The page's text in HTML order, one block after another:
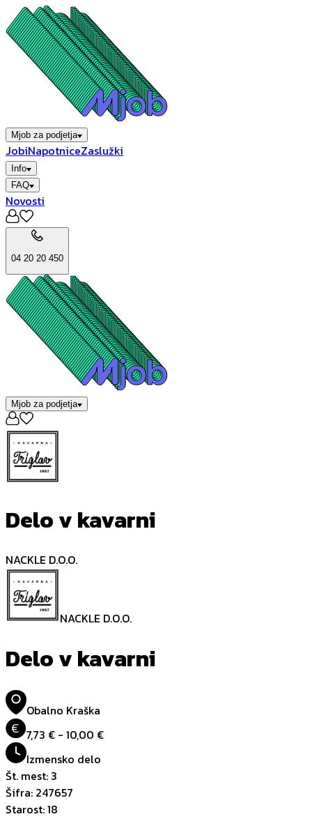
Mjob za podjetja
JobiNapotniceZaslužki
Info
FAQ
Novosti
04 20 20 450
Mjob za podjetja
Delo v kavarni
NACKLE D.O.O.
NACKLE D.O.O.
Delo v kavarni
Obalno Kraška
€ 7,73 € - 10,00 €
Izmensko delo
Št. mest: 3
Šifra: 247657
Starost:18